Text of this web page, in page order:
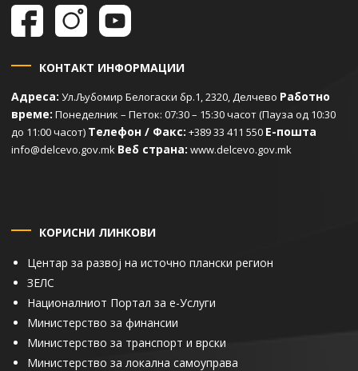
КОНТАКТ ИНФОРМАЦИИ
Адреса: Ул.Љубомир Белогаски бр.1, 2320, Делчево Работно
време: Понеделник – Петок: 07:30 – 15:30 часот (Пауза од 10:30
до 11:00 часот) Телефон / Факс: +389 33 411 550 Е-пошта
info@delcevo.gov.mk Веб страна: www.delcevo.gov.mk
КОРИСНИ ЛИНКОВИ
Центар за развој на источно плански регион
ЗЕЛС
Националниот Портал за е-Услуги
Министерство за финансии
Министерство за транспорт и врски
Министерство за локална самоуправа